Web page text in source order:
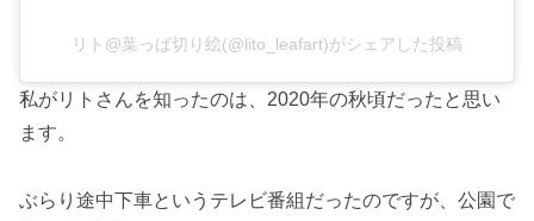
リト@葉っぱ切り絵(@lito_leafart)がシェアした投稿
私がリトさんを知ったのは、2020年の秋頃だったと思い
ます。
ぶらり途中下車というテレビ番組だったのですが、公園で